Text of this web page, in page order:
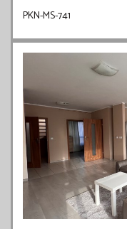
PKN-MS-741